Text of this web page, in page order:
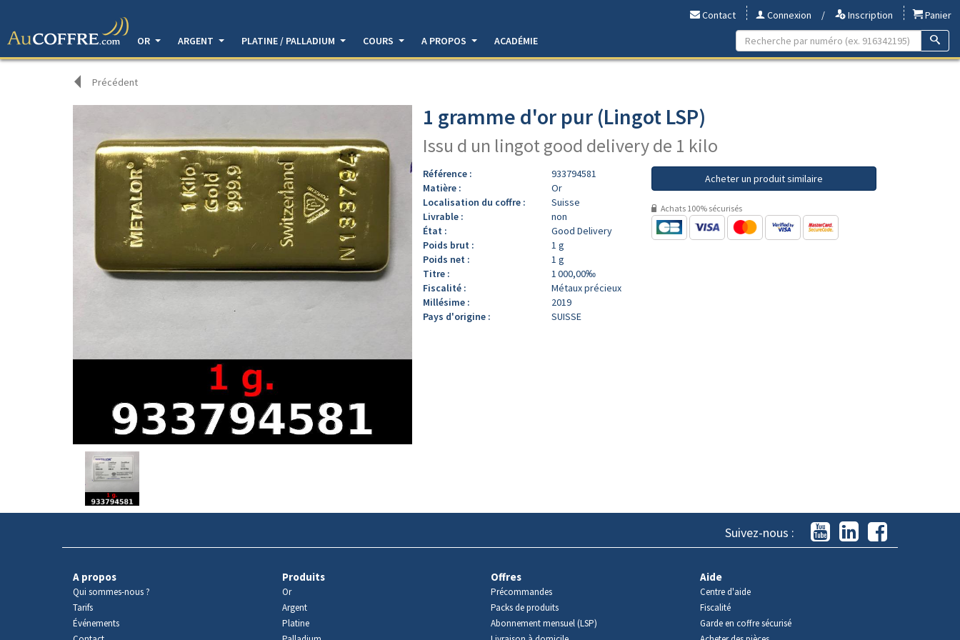
Contact Connexion / Inscription
Panier
OR
ARGENT PLATINE / PALLADIUM COURS A PROPOS ACADÉMIE
Précédent
Avers
produit
1 gramme d'or pur (Lingot LSP)
Issu d un lingot good delivery de 1 kilo
Référence :
933794581
Matière :
Or
Localisation du coffre :
Suisse
Livrable :
non
État :
Good Delivery
Poids brut :
1 g
Poids net :
1 g
Titre :
1 000,00‰
Fiscalité :
Métaux précieux
Millésime :
2019
Pays d'origine :
SUISSE
Acheter un produit similaire
Achats 100% sécurisés
Suivez-nous :
A propos
Qui sommes-nous ?
Tarifs
Événements
Produits
Or
Argent
Platine
Offres
Précommandes
Packs de produits
Abonnement mensuel (LSP)
Aide
Centre d'aide
Fiscalité
Garde en coffre sécurisé